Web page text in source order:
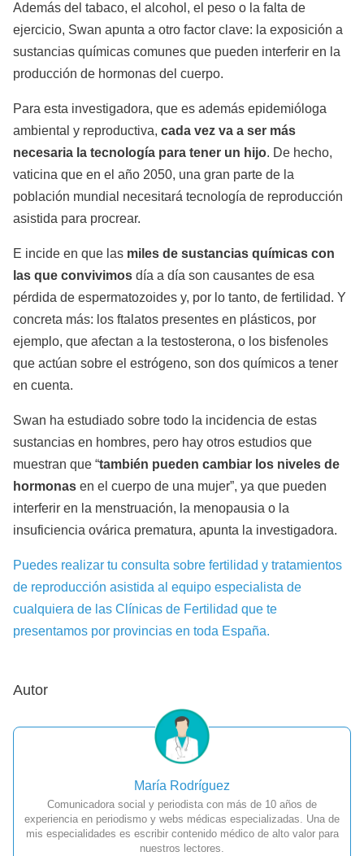
Además del tabaco, el alcohol, el peso o la falta de
ejercicio, Swan apunta a otro factor clave: la exposición a
sustancias químicas comunes que pueden interferir en la
producción de hormonas del cuerpo.
Para esta investigadora, que es además epidemióloga
ambiental y reproductiva, cada vez va a ser más
necesaria la tecnología para tener un hijo. De hecho,
vaticina que en el año 2050, una gran parte de la
población mundial necesitará tecnología de reproducción
asistida para procrear.
E incide en que las miles de sustancias químicas con
las que convivimos día a día son causantes de esa
pérdida de espermatozoides y, por lo tanto, de fertilidad. Y
concreta más: los ftalatos presentes en plásticos, por
ejemplo, que afectan a la testosterona, o los bisfenoles
que actúan sobre el estrógeno, son dos químicos a tener
en cuenta.
Swan ha estudiado sobre todo la incidencia de estas
sustancias en hombres, pero hay otros estudios que
muestran que “también pueden cambiar los niveles de
hormonas en el cuerpo de una mujer”, ya que pueden
interferir en la menstruación, la menopausia o la
insuficiencia ovárica prematura, apunta la investigadora.
Puedes realizar tu consulta sobre fertilidad y tratamientos
de reproducción asistida al equipo especialista de
cualquiera de las Clínicas de Fertilidad que te
presentamos por provincias en toda España.
Autor
María Rodríguez
Comunicadora social y periodista con más de 10 años de
experiencia en periodismo y webs médicas especializadas. Una de
mis especialidades es escribir contenido médico de alto valor para
nuestros lectores.